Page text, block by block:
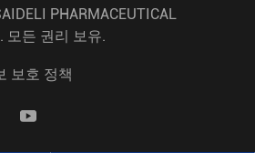
PHARMACEUTICAL
모든 권리 보유.
보호 정책
